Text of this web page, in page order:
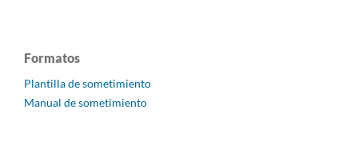
Formatos
Plantilla de sometimiento
Manual de sometimiento